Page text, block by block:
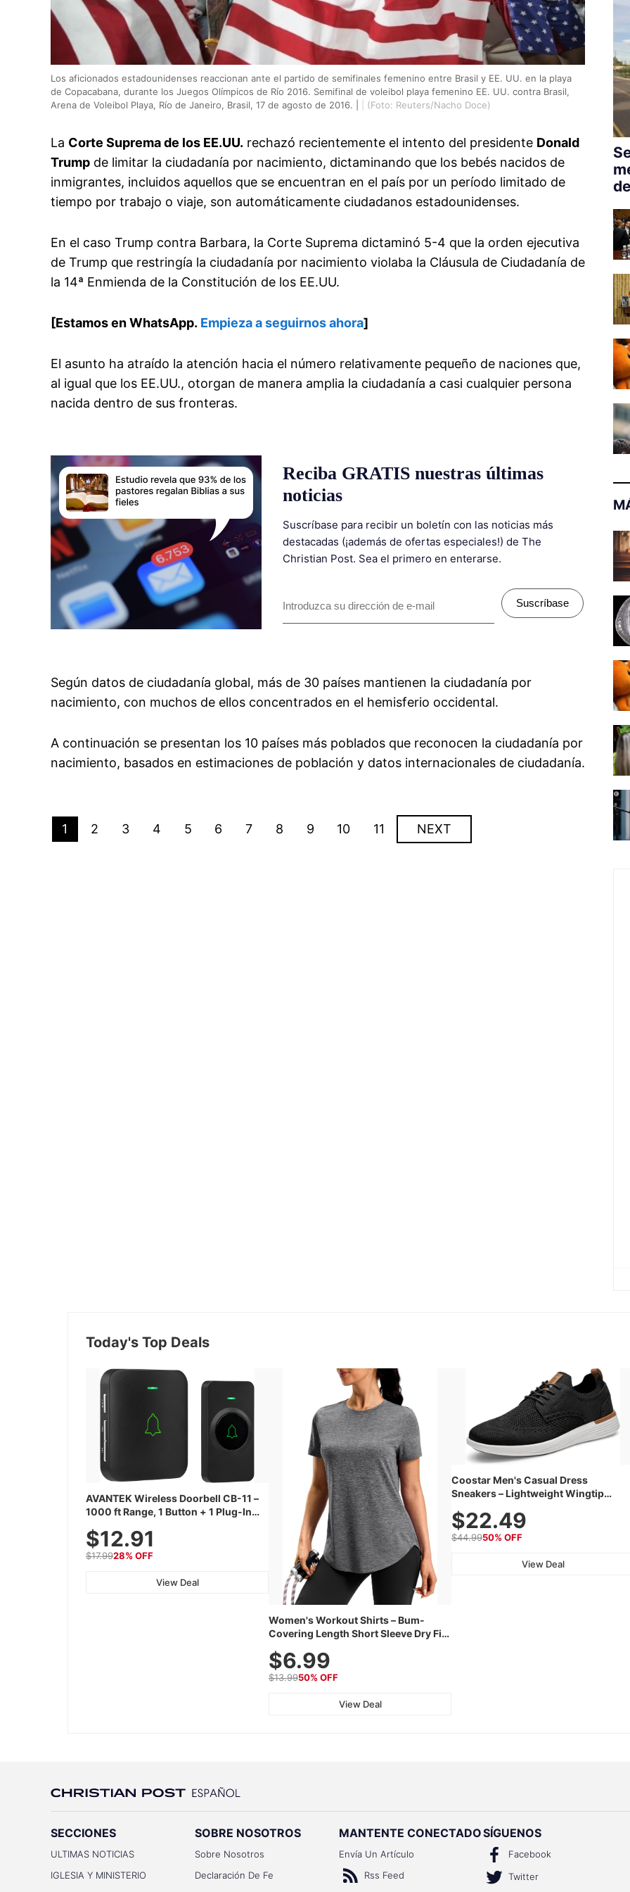
Los aficionados estadounidenses reaccionan ante el partido de semifinales femenino entre Brasil y EE. UU. en la playa
de Copacabana, durante los Juegos Olímpicos de Río 2016. Semifinal de voleibol playa femenino EE. UU. contra Brasil,
Arena de Voleibol Playa, Río de Janeiro, Brasil, 17 de agosto de 2016. |
(Foto: Reuters/Nacho Doce)
La Corte Suprema de los EE.UU. rechazó recientemente el intento del presidente Donald
Trump de limitar la ciudadanía por nacimiento, dictaminando que los bebés nacidos de
inmigrantes, incluidos aquellos que se encuentran en el país por un período limitado de
tiempo por trabajo o viaje, son automáticamente ciudadanos estadounidenses.
En el caso Trump contra Barbara, la Corte Suprema dictaminó 5-4 que la orden ejecutiva
de Trump que restringía la ciudadanía por nacimiento violaba la Cláusula de Ciudadanía de
la 14ª Enmienda de la Constitución de los EE.UU.
[Estamos en WhatsApp. Empieza a seguirnos ahora]
El asunto ha atraído la atención hacia el número relativamente pequeño de naciones que,
al igual que los EE.UU., otorgan de manera amplia la ciudadanía a casi cualquier persona
nacida dentro de sus fronteras.
Reciba GRATIS nuestras últimas
noticias
Suscríbase para recibir un boletín con las noticias más
destacadas (¡además de ofertas especiales!) de The
Christian Post. Sea el primero en enterarse.
Suscríbase
Según datos de ciudadanía global, más de 30 países mantienen la ciudadanía por
nacimiento, con muchos de ellos concentrados en el hemisferio occidental.
A continuación se presentan los 10 países más poblados que reconocen la ciudadanía por
nacimiento, basados en estimaciones de población y datos internacionales de ciudadanía.
1 2 3 4 5 6 7 8 9 10 11 NEXT
Today's Top Deals
AVANTEK Wireless Doorbell CB-11 –
1000 ft Range, 1 Button + 1 Plug-In
52 Chimes, Waterproof, 3-Year
Battery
$12.91
$17.9928% OFF
View Deal
Women's Workout Shirts – Bum-
Covering Length Short Sleeve Dry Fit
Athletic, Hiking, Running & Summer
Wear
$6.99
$13.9950% OFF
View Deal
Coostar Men's Casual Dress
Sneakers – Lightweight Wingtip
Upper, Rubber Sole & Slip-On Elastic
Collar, Business & Walking Shoe
$22.49
$44.9950% OFF
View Deal
SECCIONES
ULTIMAS NOTICIAS
IGLESIA Y MINISTERIO
SOBRE NOSOTROS
Sobre Nosotros
Declaración De Fe
MANTENTE CONECTADO
Envía Un Artículo
Rss Feed
SÍGUENOS
Facebook
Twitter